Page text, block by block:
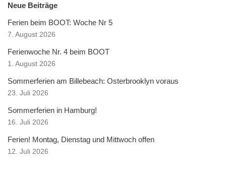
Neue Beiträge
Ferien beim BOOT: Woche Nr 5
7. August 2026
Ferienwoche Nr. 4 beim BOOT
1. August 2026
Sommerferien am Billebeach: Osterbrooklyn voraus
23. Juli 2026
Sommerferien in Hamburg!
16. Juli 2026
Ferien! Montag, Dienstag und Mittwoch offen
12. Juli 2026